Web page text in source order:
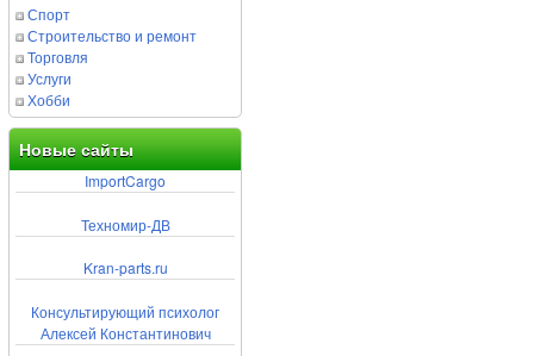
Спорт
Строительство и ремонт
Торговля
Услуги
Хобби
Новые сайты
ImportCargo
Техномир-ДВ
Kran-parts.ru
Консультирующий психолог
Алексей Константинович